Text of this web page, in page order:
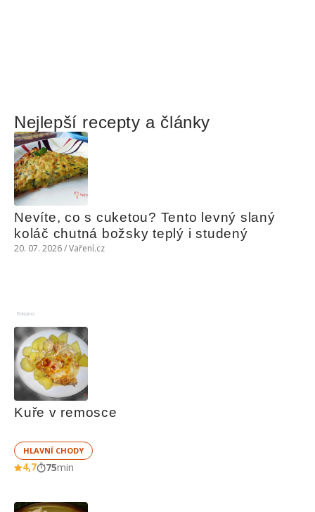
Nejlepší recepty a články
Nevíte, co s cuketou? Tento levný slaný
koláč chutná božsky teplý i studený
20. 07. 2026 / Vaření.cz
Reklama
Kuře v remosce
HLAVNÍ CHODY
4,7 75min